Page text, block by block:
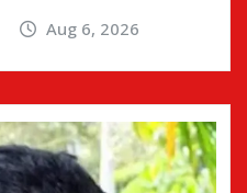
Aug 6, 2026